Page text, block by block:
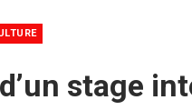
stage